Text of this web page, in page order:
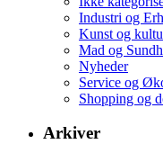
Industri og
Kunst og
Mad og
Nyheder
Service og
Shopping og
Arkiver